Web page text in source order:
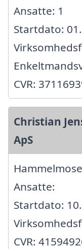
Ansatte: 1
Startdato:
CVR:
Christian
ApS
Ansatte:
Startdato:
CVR: